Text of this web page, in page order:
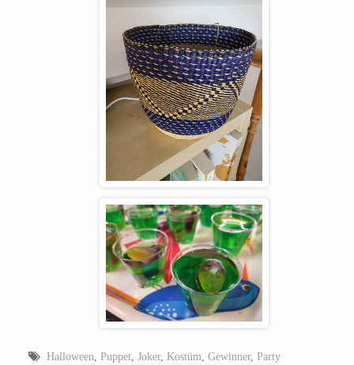
Halloween, Puppet, Joker, Kostüm, Gewinner, Party